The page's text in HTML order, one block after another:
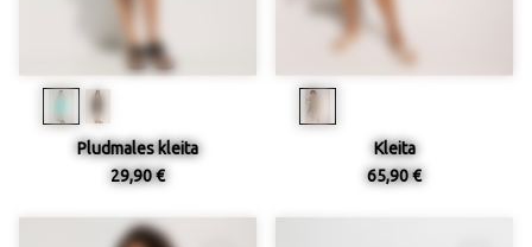
Pludmales kleita
29,90 €
Kleita
65,90 €